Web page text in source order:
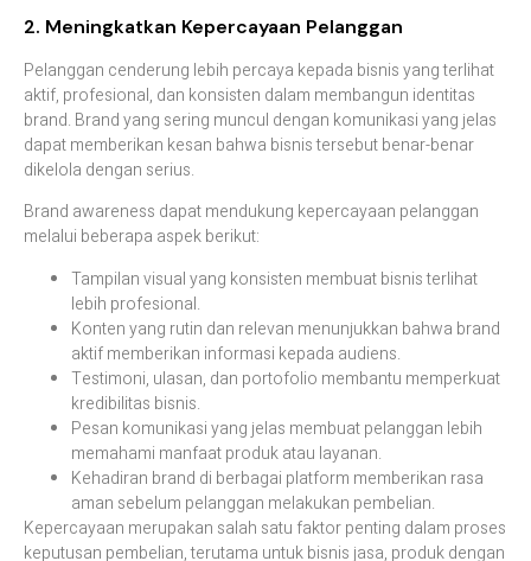
2. Meningkatkan Kepercayaan Pelanggan
Pelanggan cenderung lebih percaya kepada bisnis yang terlihat
aktif, profesional, dan konsisten dalam membangun identitas
brand. Brand yang sering muncul dengan komunikasi yang jelas
dapat memberikan kesan bahwa bisnis tersebut benar-benar
dikelola dengan serius.
Brand awareness dapat mendukung kepercayaan pelanggan
melalui beberapa aspek berikut:
Tampilan visual yang konsisten membuat bisnis terlihat
lebih profesional.
Konten yang rutin dan relevan menunjukkan bahwa brand
aktif memberikan informasi kepada audiens.
Testimoni, ulasan, dan portofolio membantu memperkuat
kredibilitas bisnis.
Pesan komunikasi yang jelas membuat pelanggan lebih
memahami manfaat produk atau layanan.
Kehadiran brand di berbagai platform memberikan rasa
aman sebelum pelanggan melakukan pembelian.
Kepercayaan merupakan salah satu faktor penting dalam proses
keputusan pembelian, terutama untuk bisnis jasa, produk dengan